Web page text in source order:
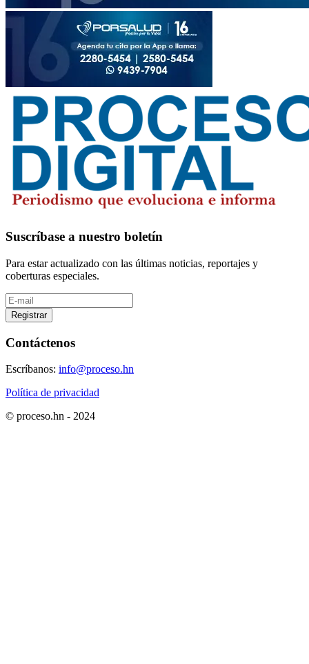
Suscríbase a nuestro boletín
Para estar actualizado con las últimas noticias, reportajes y
coberturas especiales.
Registrar
Contáctenos
Escríbanos: info@proceso.hn
Política de privacidad
© proceso.hn - 2024